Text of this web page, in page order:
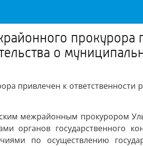
прокурора
о
привлечен к
межрайонным прокурором
государственного
по осуществлению